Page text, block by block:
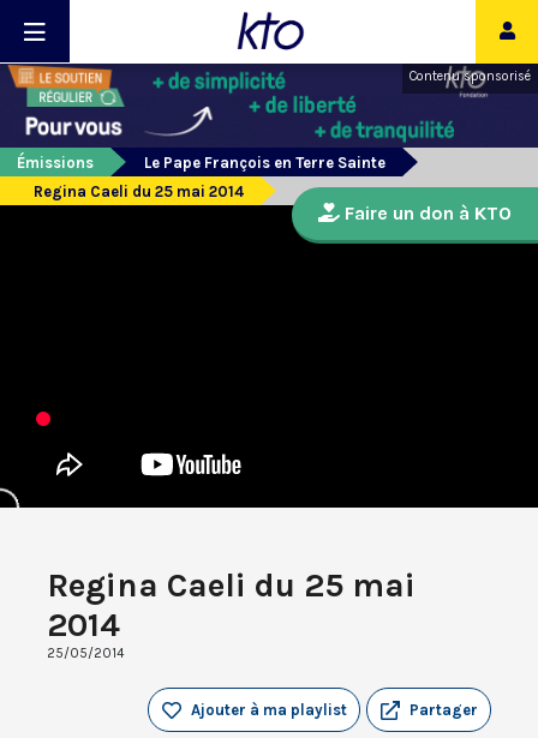
Contenu sponsorisé
Émissions
Le Pape François en Terre Sainte
Regina Caeli du 25 mai 2014
Regina Caeli du 25 mai
2014
25/05/2014
Partager
Ajouter à ma playlist
Faire un don à KTO